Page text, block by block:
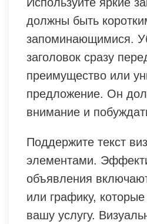
Используйте яркие
должны быть
запоминающимися.
заголовок сразу
преимущество или
предложение. Он
внимание и
Поддержите текст
элементами.
объявления
или графику,
вашу услугу.